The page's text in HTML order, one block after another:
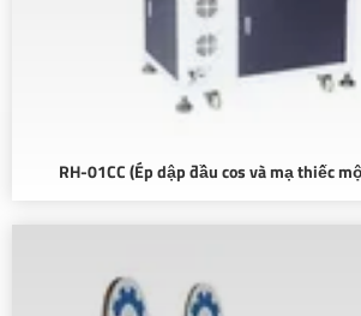
RH-01CC (Ép dập đầu cos và mạ thiếc